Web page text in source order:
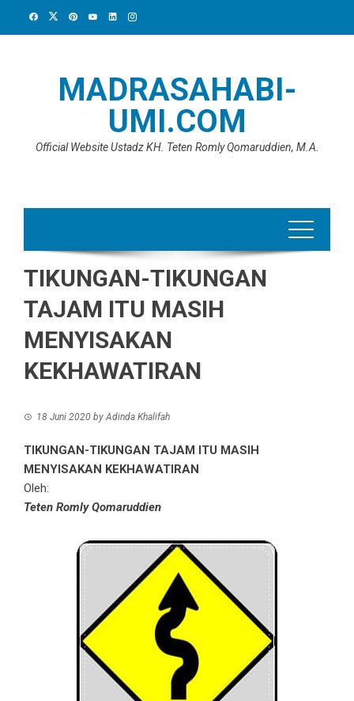
MADRASAHABI-
UMI.COM
Official Website Ustadz KH. Teten Romly Qomaruddien, M.A.
TIKUNGAN-TIKUNGAN
TAJAM ITU MASIH
MENYISAKAN
KEKHAWATIRAN
18 Juni 2020 byAdinda Khalifah
TIKUNGAN-TIKUNGAN TAJAM ITU MASIH
MENYISAKAN KEKHAWATIRAN
Oleh:
Teten Romly Qomaruddien